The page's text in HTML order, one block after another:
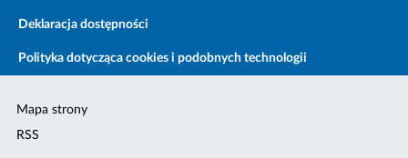
Deklaracja dostępności
Polityka dotycząca cookies i podobnych technologii
Mapa strony
RSS